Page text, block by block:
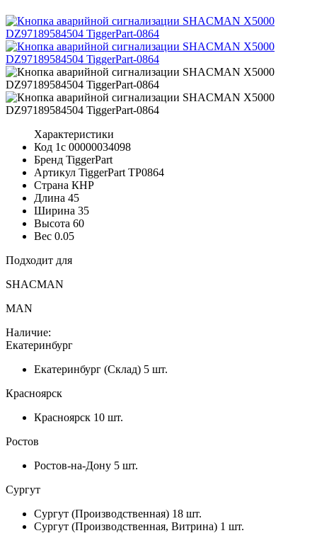
Характеристики
Код 1с 00000034098
Бренд TiggerPart
Артикул TiggerPart TP0864
Страна КНР
Длина 45
Ширина 35
Высота 60
Вес 0.05
Подходит для
SHACMAN
MAN
Наличие:
Екатеринбург
Екатеринбург (Склад) 5 шт.
Красноярск
Красноярск 10 шт.
Ростов
Ростов-на-Дону 5 шт.
Сургут
Сургут (Производственная) 18 шт.
Сургут (Производственная, Витрина) 1 шт.